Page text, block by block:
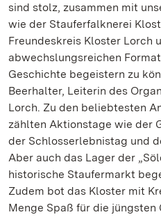
sind stolz, zusammen mit
wie der Stauferfalknerei
Freundeskreis Kloster Lorch
abwechslungsreichen
Geschichte begeistern zu
Beerhalter, Leiterin des
Lorch. Zu den beliebtesten
zählten Aktionstage wie der
der Schlosserlebnistag und
Aber auch das Lager der
historische Staufermarkt
Zudem bot das Kloster mit
Menge Spaß für die